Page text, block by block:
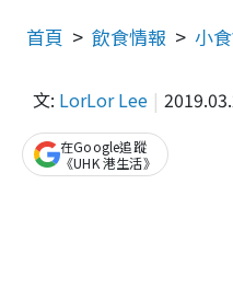
首頁 飲食情報 小
文: LorLor Lee
在Google追蹤
《UHK 港生活》